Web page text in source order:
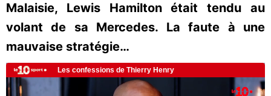
Malaisie, Lewis Hamilton était tendu au
volant de sa Mercedes. La faute à une
mauvaise stratégie…